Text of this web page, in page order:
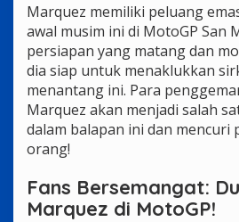
Marquez memiliki peluang
awal musim ini di MotoGP San
persiapan yang matang dan
dia siap untuk menaklukkan
menantang ini. Para
Marquez akan menjadi salah
dalam balapan ini dan mencuri
orang!
Fans Bersemangat:
Marquez di MotoGP!